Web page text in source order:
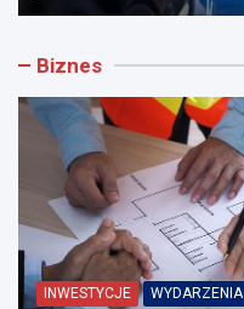
Biznes
INWESTYCJE WYDARZENIA